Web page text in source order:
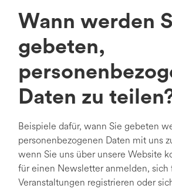
Wann werden
gebeten,
Daten zu
Beispiele dafür, wann Sie gebeten
personenbezogenen Daten mit uns
wenn Sie uns über unsere Website
für einen Newsletter anmelden, sich
Veranstaltungen registrieren oder